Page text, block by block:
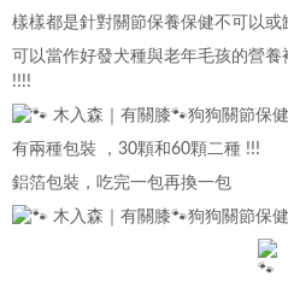
樣樣都是針對關節保養保健不可以或
可以當作好發犬種與老年毛孩的營
!!!!
有兩種包裝 ，30顆和60顆二種 !!!
鋁箔包裝，吃完一包再換一包